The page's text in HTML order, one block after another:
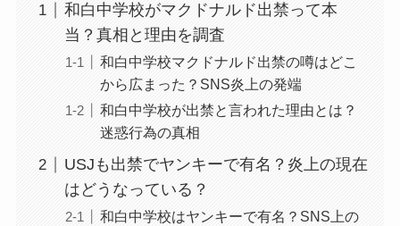
和白中学校がマクドナルド出禁って本
当？真相と理由を調査
和白中学校マクドナルド出禁の噂はどこ
から広まった？SNS炎上の発端
和白中学校が出禁と言われた理由とは？
迷惑行為の真相
USJも出禁でヤンキーで有名？炎上の現在
はどうなっている？
和白中学校はヤンキーで有名？SNS上の